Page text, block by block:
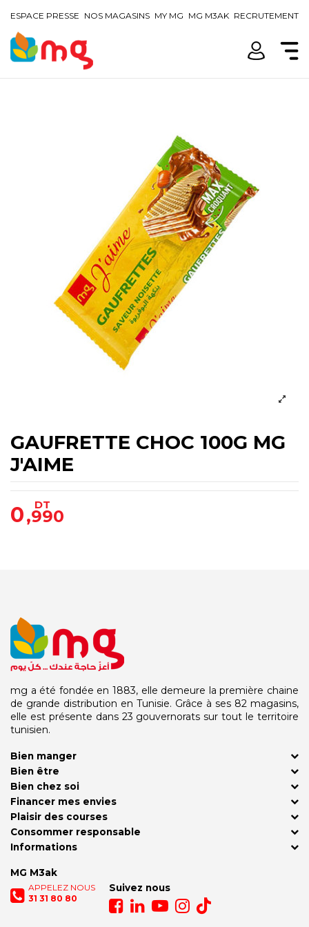
ESPACE PRESSE NOS MAGASINS MY MG MG M3AK RECRUTEMENT
GAUFRETTE CHOC 100G MG
J'AIME
0,990
DT
mg a été fondée en 1883, elle demeure la première chaine
de grande distribution en Tunisie. Grâce à ses 82 magasins,
elle est présente dans 23 gouvernorats sur tout le territoire
tunisien.
Bien manger
Bien être
Bien chez soi
Financer mes envies
Plaisir des courses
MG M3ak
APPELEZ NOUS
31 31 80 80
Suivez nous
Consommer responsable
Informations